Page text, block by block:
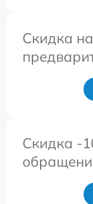
Скидка
Скидка -